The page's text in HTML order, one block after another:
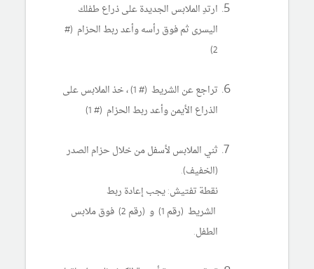
ارتدِ الملابس الجديدة على ذراع طفلك
اليسرى ثم فوق رأسه وأعد ربط الحزام (#
2)
تراجع عن الشريط (# 1) ، خذ الملابس على
الذراع الأيمن وأعد ربط الحزام (# 1)
ثني الملابس لأسفل من خلال حزام الصدر
(الخفيف).
نقطة تفتيش: يجب إعادة ربط
الشريط (رقم 1) و (رقم 2) فوق ملابس
الطفل.